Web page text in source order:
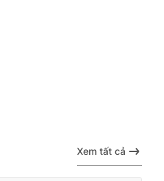
Xem tất cả